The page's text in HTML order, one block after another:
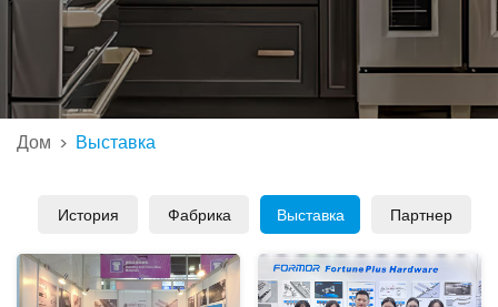
Дом > Выставка
История Фабрика Выставка Партнер